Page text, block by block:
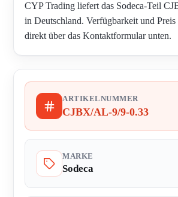
CYP Trading liefert das Sodeca-Teil
in Deutschland. Verfügbarkeit und Preis
direkt über das Kontaktformular unten.
ARTIKELNUMMER
CJBX/AL-9/9-0.33
MARKE
Sodeca